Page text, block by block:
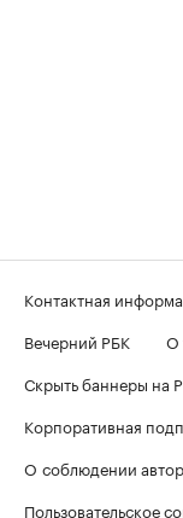
Контактная
Вечерний РБК
О
Скрыть баннеры на
Корпоративная
О соблюдении
Пользовательское